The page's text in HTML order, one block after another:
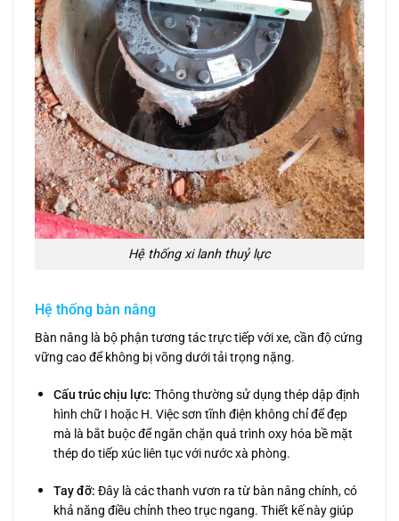
Hệ thống xi lanh thuỷ lực
Hệ thống bàn nâng
Bàn nâng là bộ phận tương tác trực tiếp với xe, cần độ cứng
vững cao để không bị võng dưới tải trọng nặng.
Cấu trúc chịu lực: Thông thường sử dụng thép dập định
hình chữ I hoặc H. Việc sơn tĩnh điện không chỉ để đẹp
mà là bắt buộc để ngăn chặn quá trình oxy hóa bề mặt
thép do tiếp xúc liên tục với nước xà phòng.
Tay đỡ: Đây là các thanh vươn ra từ bàn nâng chính, có
khả năng điều chỉnh theo trục ngang. Thiết kế này giúp